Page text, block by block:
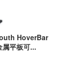
HoverBar
平板可...